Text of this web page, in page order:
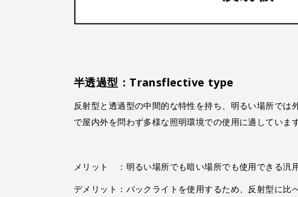
半透過型：Transflective type
反射型と透過型の中間的な特性を持ち、明るい場所で
で屋内外を問わず多様な照明環境での使用に適しています
メリット ：明るい場所でも暗い場所でも使用できる汎
デメリット：バックライトを使用するため、反射型に比